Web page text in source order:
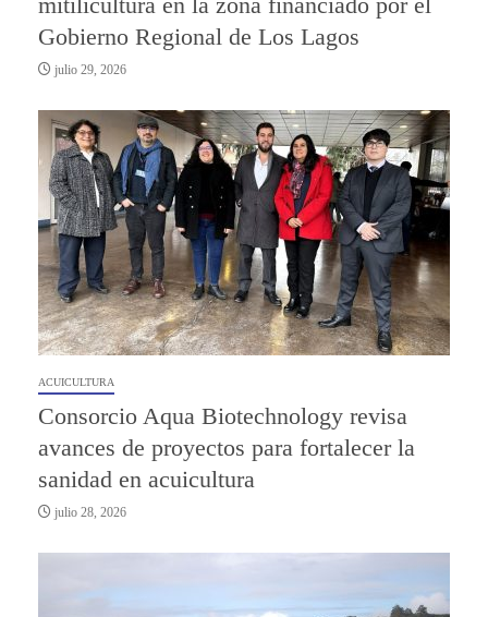
Gobierno Regional de Los Lagos
julio 29, 2026
ACUICULTURA
Consorcio Aqua Biotechnology revisa
avances de proyectos para fortalecer la
sanidad en acuicultura
julio 28, 2026